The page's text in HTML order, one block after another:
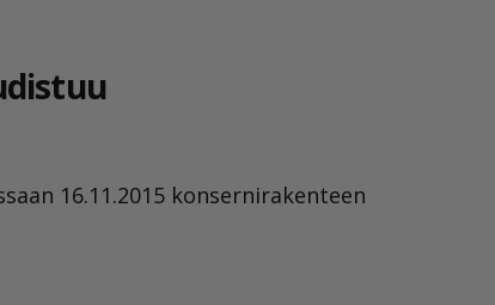
16.11.2015 konsernirakenteen